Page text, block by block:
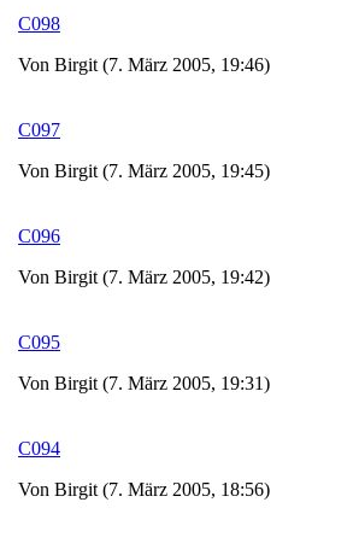
C098
Von Birgit (7. März 2005, 19:46)
C097
Von Birgit (7. März 2005, 19:45)
C096
Von Birgit (7. März 2005, 19:42)
C095
Von Birgit (7. März 2005, 19:31)
C094
Von Birgit (7. März 2005, 18:56)